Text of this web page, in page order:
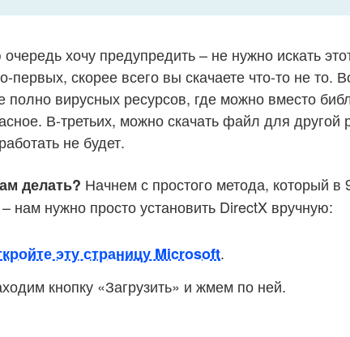
хочу предупредить – не нужно искать
первых, скорее всего вы скачаете что-то не то.
полно вирусных ресурсов, где можно вместо
В-третьих, можно скачать файл для другой
не будет.
делать? Начнем с простого метода, который в
нам нужно просто установить DirectX вручную:
эту страницу Microsoft.
кнопку «Загрузить» и жмем по ней.